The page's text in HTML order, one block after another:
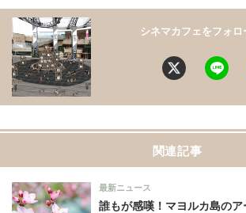
シネマカフェをフォロ
関連記事
誰もが感嘆！マヨルカ島のア
最新ニュース